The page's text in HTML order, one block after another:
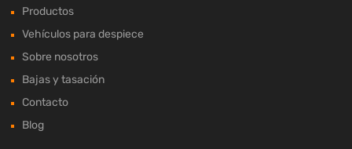
Productos
Vehículos para despiece
Sobre nosotros
Bajas y tasación
Contacto
Blog